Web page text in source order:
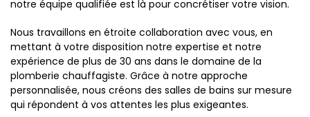
notre équipe qualifiée est là pour concrétiser votre vision.
Nous travaillons en étroite collaboration avec vous, en
mettant à votre disposition notre expertise et notre
expérience de plus de 30 ans dans le domaine de la
plomberie chauffagiste. Grâce à notre approche
personnalisée, nous créons des salles de bains sur mesure
qui répondent à vos attentes les plus exigeantes.